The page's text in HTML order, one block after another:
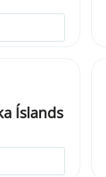
Íslands